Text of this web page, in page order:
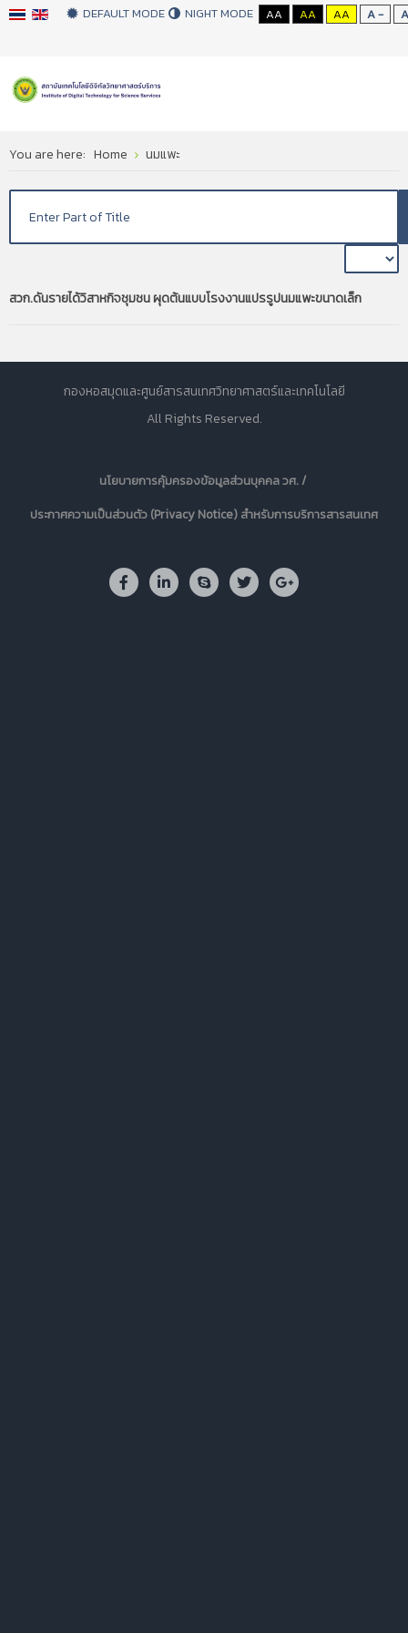
DEFAULT MODE NIGHT MODE AA AA AA A - A
You are here: Home นมแพะ
สวก.ดันรายได้วิสาหกิจชุมชน ผุดต้นแบบโรงงานแปรรูปนมแพะขนาดเล็ก
กองหอสมุดและศูนย์สารสนเทศวิทยาศาสตร์และเทคโนโลยี
All Rights Reserved.
นโยบายการคุ้มครองข้อมูลส่วนบุคคล วศ. /
ประกาศความเป็นส่วนตัว (Privacy Notice) สำหรับการบริการสารสนเทศ